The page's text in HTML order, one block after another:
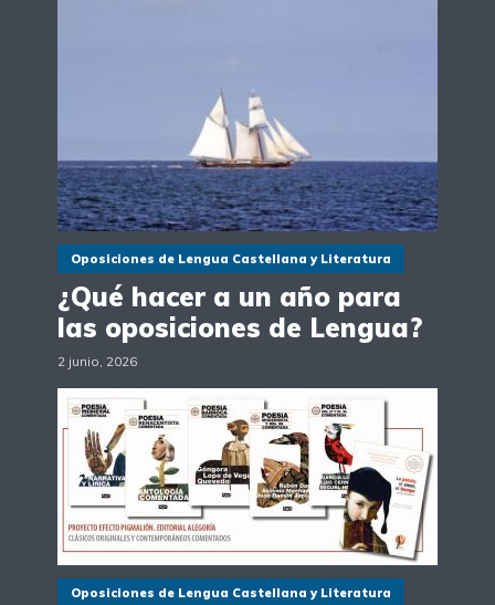
Oposiciones de Lengua Castellana y Literatura
¿Qué hacer a un año para
las oposiciones de Lengua?
2 junio, 2026
Oposiciones de Lengua Castellana y Literatura